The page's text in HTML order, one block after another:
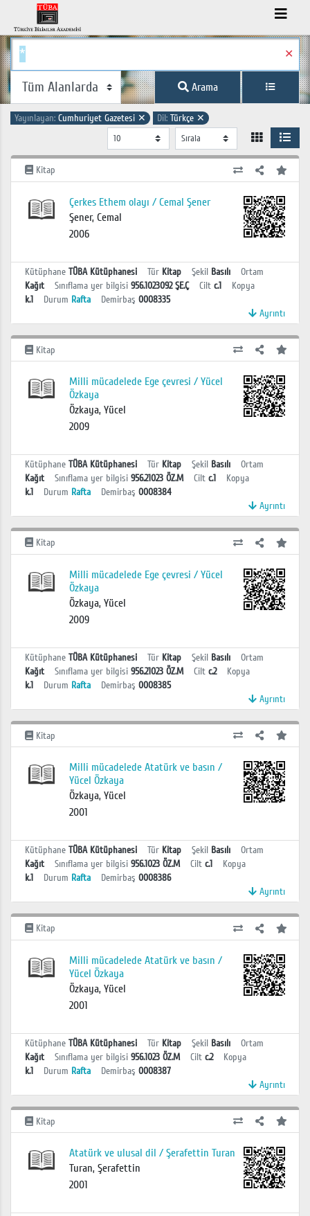
✕
Arama
Yayınlayan: Cumhuriyet Gazetesi ✕ Dil: Türkçe ✕
Kitap
Çerkes Ethem olayı / Cemal Şener
Şener, Cemal
2006
Kütüphane TÜBA Kütüphanesi Tür Kitap Şekil Basılı
Ortam
Kağıt
Sınıflama yer bilgisi 956.1023092 ŞE.Ç Cilt c.1
Kopya
k.1
Durum Rafta Demirbaş 0008335
Ayrıntı
Kitap
Milli mücadelede Ege çevresi / Yücel
Özkaya
Özkaya, Yücel
2009
Kütüphane TÜBA Kütüphanesi Tür Kitap Şekil Basılı
Ortam
Kağıt
Sınıflama yer bilgisi 956.21023 ÖZ.M Cilt c.1
Kopya
k.1
Durum Rafta Demirbaş 0008384
Ayrıntı
Kitap
Milli mücadelede Ege çevresi / Yücel
Özkaya
Özkaya, Yücel
2009
Kütüphane TÜBA Kütüphanesi Tür Kitap Şekil Basılı
Ortam
Kağıt
Sınıflama yer bilgisi 956.21023 ÖZ.M Cilt c.2
Kopya
k.1
Durum Rafta Demirbaş 0008385
Ayrıntı
Kitap
Milli mücadelede Atatürk ve basın /
Yücel Özkaya
Özkaya, Yücel
2001
Kütüphane TÜBA Kütüphanesi Tür Kitap Şekil Basılı
Ortam
Kağıt
Sınıflama yer bilgisi 956.1023 ÖZ.M Cilt c.1
Kopya
k.1
Durum Rafta Demirbaş 0008386
Ayrıntı
Kitap
Milli mücadelede Atatürk ve basın /
Yücel Özkaya
Özkaya, Yücel
2001
Kütüphane TÜBA Kütüphanesi Tür Kitap Şekil Basılı
Ortam
Kağıt
Sınıflama yer bilgisi 956.1023 ÖZ.M Cilt c.2
Kopya
k.1
Durum Rafta Demirbaş 0008387
Ayrıntı
Kitap
Atatürk ve ulusal dil / Şerafettin Turan
Turan, Şerafettin
2001